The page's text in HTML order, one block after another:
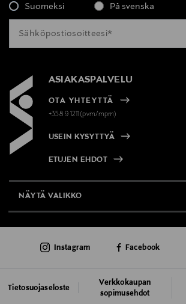
Suomeksi På svenska
ASIAKASPALVELU
OTA YHTEYTTÄ
+358 9 1211(pvm/mpm)
USEIN KYSYTTYÄ
ETUJEN EHDOT
NÄYTÄ VALIKKO
AJANKOHTAISTA
Tietosuojaseloste
Verkkokaupan
sopimusehdot
Instagram Facebook